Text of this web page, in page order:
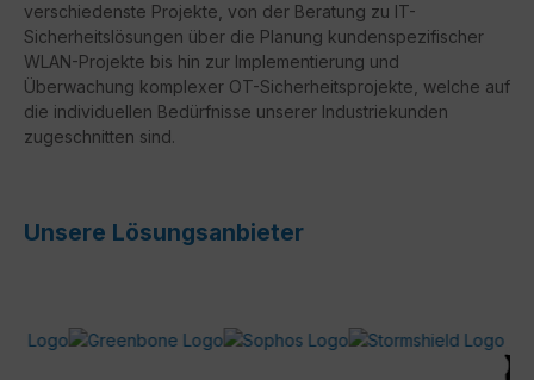
verschiedenste Projekte, von der Beratung zu IT-
Sicherheitslösungen über die Planung kundenspezifischer
WLAN-Projekte bis hin zur Implementierung und
Überwachung komplexer OT-Sicherheitsprojekte, welche auf
die individuellen Bedürfnisse unserer Industriekunden
zugeschnitten sind.
Unsere Lösungsanbieter